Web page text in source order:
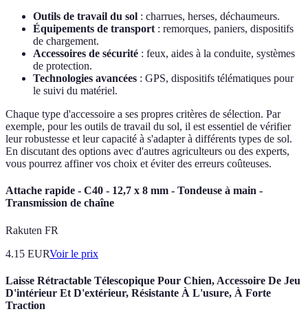
Outils de travail du sol : charrues, herses, déchaumeurs.
Équipements de transport : remorques, paniers, dispositifs
de chargement.
Accessoires de sécurité : feux, aides à la conduite, systèmes
de protection.
Technologies avancées : GPS, dispositifs télématiques pour
le suivi du matériel.
Chaque type d'accessoire a ses propres critères de sélection. Par
exemple, pour les outils de travail du sol, il est essentiel de vérifier
leur robustesse et leur capacité à s'adapter à différents types de sol.
En discutant des options avec d'autres agriculteurs ou des experts,
vous pourrez affiner vos choix et éviter des erreurs coûteuses.
Attache rapide - C40 - 12,7 x 8 mm - Tondeuse à main -
Transmission de chaîne
Rakuten FR
4.15 EURVoir le prix
Laisse Rétractable Télescopique Pour Chien, Accessoire De Jeu
D'intérieur Et D'extérieur, Résistante À L'usure, À Forte
Traction